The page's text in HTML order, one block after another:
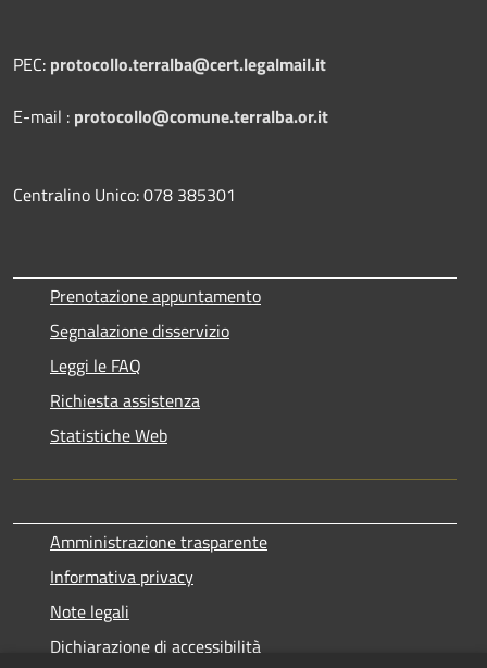
PEC: protocollo.terralba@cert.legalmail.it
E-mail : protocollo@comune.terralba.or.it
Centralino Unico: 078 385301
Prenotazione appuntamento
Segnalazione disservizio
Leggi le FAQ
Richiesta assistenza
Statistiche Web
Amministrazione trasparente
Informativa privacy
Note legali
Dichiarazione di accessibilità